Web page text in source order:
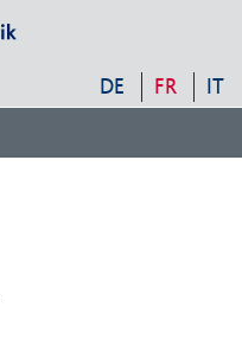
Frontend
DE FR IT